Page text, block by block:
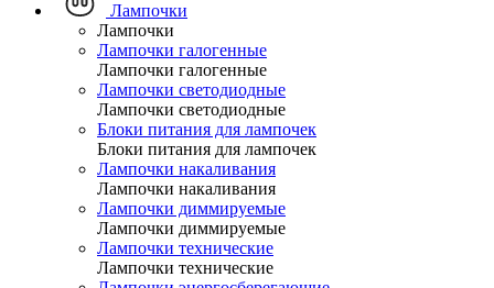
Лампочки
Лампочки
Лампочки галогенные
Лампочки галогенные
Лампочки светодиодные
Лампочки светодиодные
Блоки питания для лампочек
Блоки питания для лампочек
Лампочки накаливания
Лампочки накаливания
Лампочки диммируемые
Лампочки диммируемые
Лампочки технические
Лампочки технические